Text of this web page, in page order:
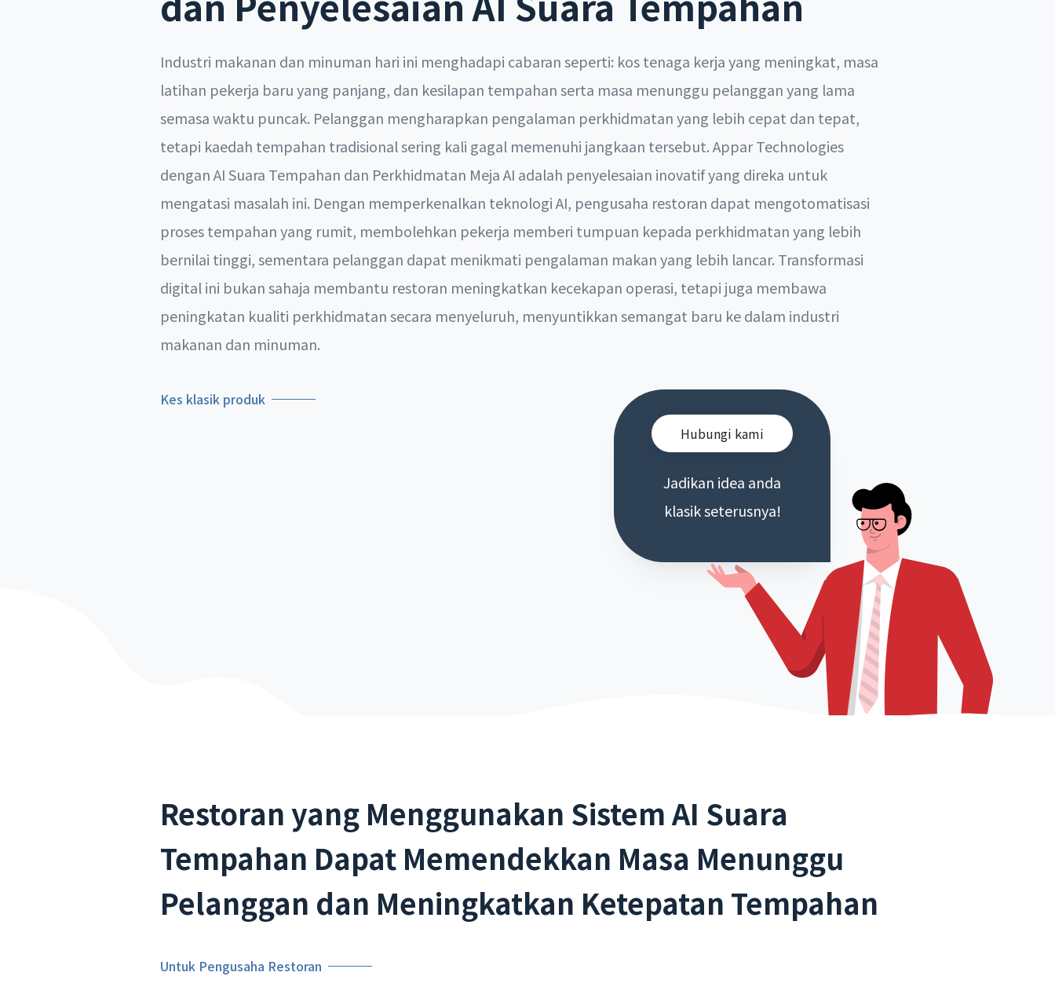
Industri makanan dan minuman hari ini menghadapi cabaran seperti: kos tenaga kerja yang meningkat, masa
latihan pekerja baru yang panjang, dan kesilapan tempahan serta masa menunggu pelanggan yang lama
semasa waktu puncak. Pelanggan mengharapkan pengalaman perkhidmatan yang lebih cepat dan tepat,
tetapi kaedah tempahan tradisional sering kali gagal memenuhi jangkaan tersebut. Appar Technologies
dengan AI Suara Tempahan dan Perkhidmatan Meja AI adalah penyelesaian inovatif yang direka untuk
mengatasi masalah ini. Dengan memperkenalkan teknologi AI, pengusaha restoran dapat mengotomatisasi
proses tempahan yang rumit, membolehkan pekerja memberi tumpuan kepada perkhidmatan yang lebih
bernilai tinggi, sementara pelanggan dapat menikmati pengalaman makan yang lebih lancar. Transformasi
digital ini bukan sahaja membantu restoran meningkatkan kecekapan operasi, tetapi juga membawa
peningkatan kualiti perkhidmatan secara menyeluruh, menyuntikkan semangat baru ke dalam industri
makanan dan minuman.
Kes klasik produk
Hubungi kami
Jadikan idea anda
klasik seterusnya!
Restoran yang Menggunakan Sistem AI Suara
Tempahan Dapat Memendekkan Masa Menunggu
Pelanggan dan Meningkatkan Ketepatan Tempahan
Untuk Pengusaha Restoran